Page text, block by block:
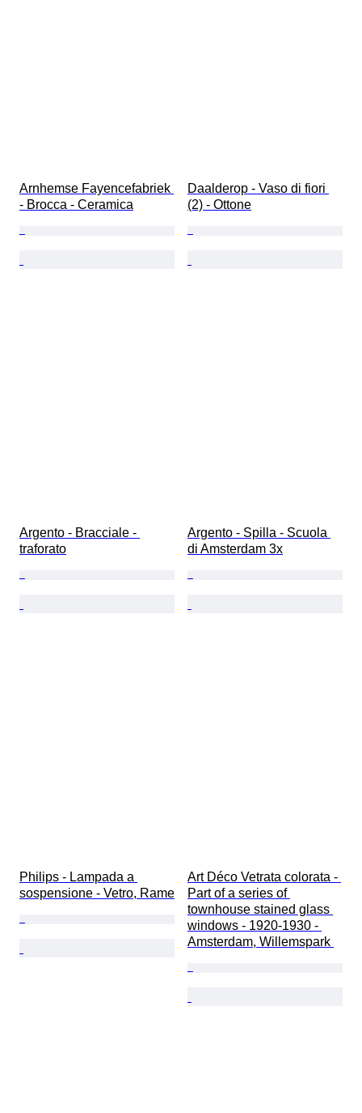
Arnhemse Fayencefabriek
- Brocca - Ceramica
Daalderop - Vaso di fiori
(2) - Ottone
Argento - Bracciale -
traforato
Argento - Spilla - Scuola
di Amsterdam 3x
Philips - Lampada a
sospensione - Vetro, Rame
Art Déco Vetrata colorata -
Part of a series of
townhouse stained glass
windows - 1920-1930 -
Amsterdam, Willemspark